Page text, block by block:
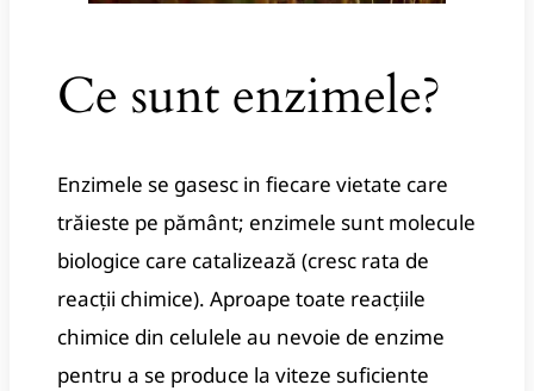
Ce sunt enzimele?
Enzimele se gasesc in fiecare vietate care
trăieste pe pământ; enzimele sunt molecule
biologice care catalizează (cresc rata de
reacții chimice). Aproape toate reacțiile
chimice din celulele au nevoie de enzime
pentru a se produce la viteze suficiente